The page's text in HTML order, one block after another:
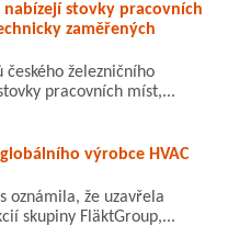
stovky pracovních
zaměřených
českého železničního
pracovních míst,...
výrobce HVAC
oznámila, že uzavřela
skupiny FläktGroup,...